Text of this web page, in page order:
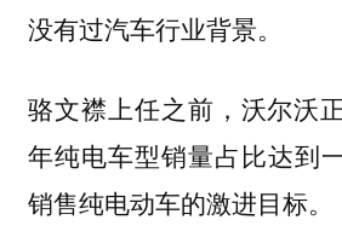
没有过汽车行业背景。
骆文襟上任之前，沃尔沃
年纯电车型销量占比达到
销售纯电动车的激进目标。